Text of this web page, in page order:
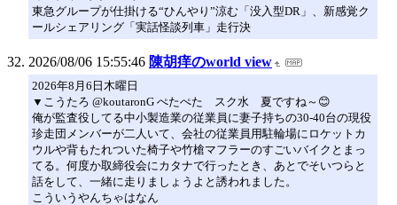
東急グループが仕掛ける“ひんやり”涼む「没入型DR」、新感覚ク
ールシェアリング「実話怪談列車」走行決
2026/08/06 15:55:46 陳胡痒のworld view
2026年8月6日木曜日
▼こうたろ @koutaronG ぺたぺた スク水 夏ですね～😊
俺が監査役してる中小製造業の従業員に妻子持ちの30-40台の現役
珍走団メンバーが二人いて、会社の従業員用駐輪場にロケットカ
ウルや背もたれついた椅子や竹槍マフラーのすごいバイクとまっ
てる。何度か取締役会にカタナで行ったとき、あとでそいつらと
話をして、一緒に走りましょうよと誘われました。
こういうやんちゃはなん